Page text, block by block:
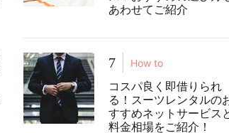
あわせてご紹介
7 How to
コスパ良く即借りられ
る！スーツレンタルの
すすめネットサービス
料金相場をご紹介！